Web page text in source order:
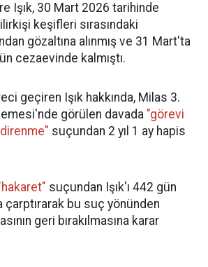
Işık, 30 Mart 2026 tarihinde
keşifleri sırasındaki
gözaltına alınmış ve 31 Mart'ta
cezaevinde kalmıştı.
geçiren Işık hakkında, Milas 3.
görülen davada "görevi
suçundan 2 yıl 1 ay hapis
suçundan Işık'ı 442 gün
çarptırarak bu suç yönünden
geri bırakılmasına karar